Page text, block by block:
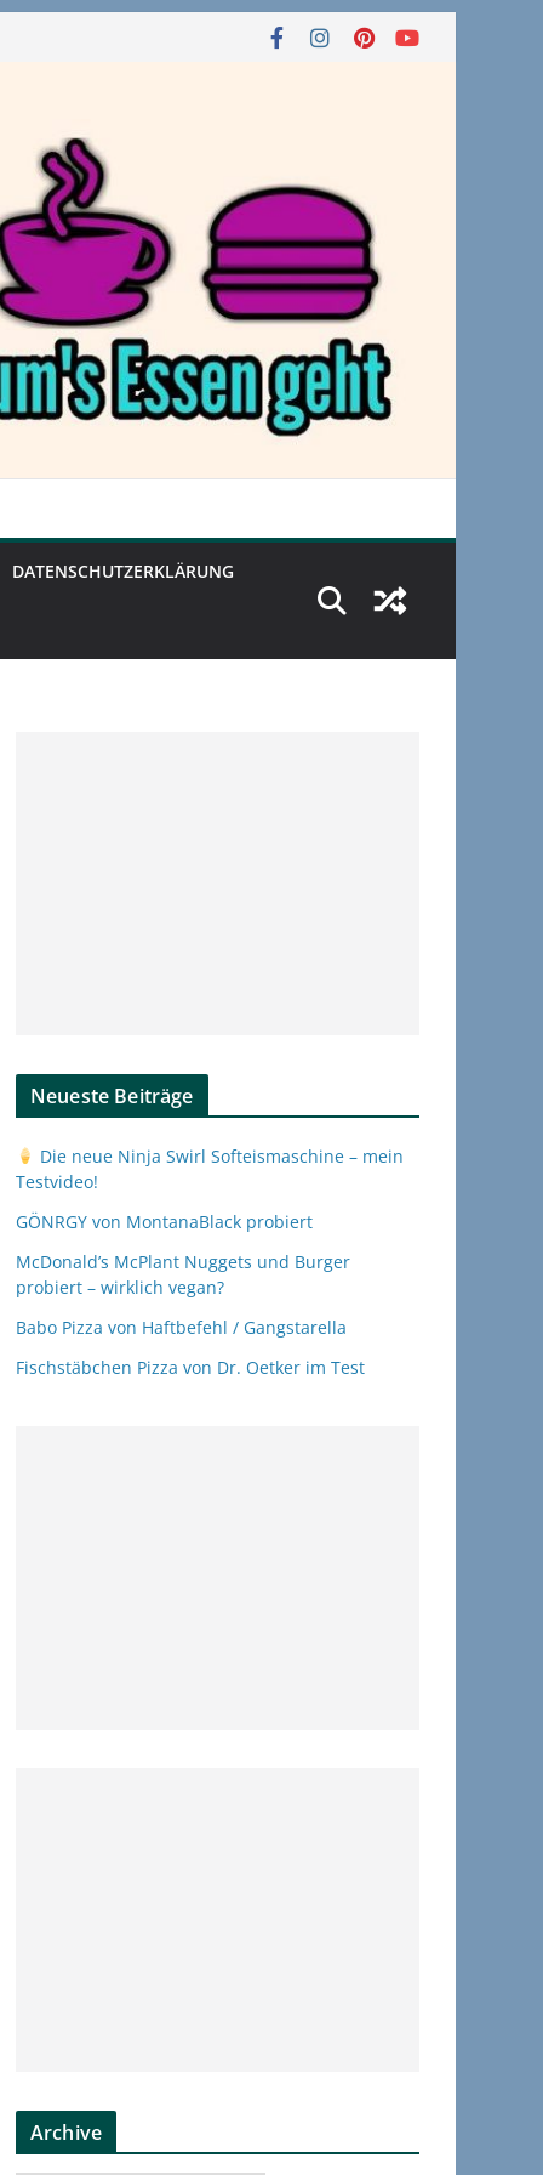
DATENSCHUTZERKLÄRUNG
Neueste Beiträge
Die neue Ninja Swirl Softeismaschine – mein
Testvideo!
GÖNRGY von MontanaBlack probiert
McDonald’s McPlant Nuggets und Burger
probiert – wirklich vegan?
Babo Pizza von Haftbefehl / Gangstarella
Fischstäbchen Pizza von Dr. Oetker im Test
Archive